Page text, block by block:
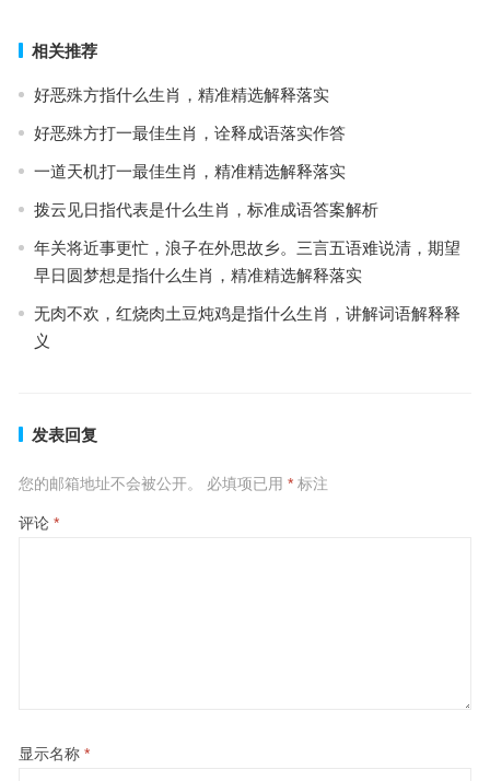
相关推荐
好恶殊方指什么生肖，精准精选解释落实
好恶殊方打一最佳生肖，诠释成语落实作答
一道天机打一最佳生肖，精准精选解释落实
拨云见日指代表是什么生肖，标准成语答案解析
年关将近事更忙，浪子在外思故乡。三言五语难说清，期望
早日圆梦想是指什么生肖，精准精选解释落实
无肉不欢，红烧肉土豆炖鸡是指什么生肖，讲解词语解释释
义
发表回复
您的邮箱地址不会被公开。 必填项已用 *标注
评论 *
显示名称 *